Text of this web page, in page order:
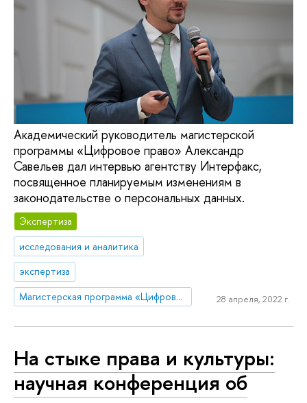
Академический руководитель магистерской
программы «Цифровое право» Александр
Савельев дал интервью агентству Интерфакс,
посвященное планируемым изменениям в
законодательстве о персональных данных.
Экспертиза
исследования и аналитика
экспертиза
Магистерская программа «Цифровое право»
28 апреля, 2022 г.
На стыке права и культуры:
научная конференция об